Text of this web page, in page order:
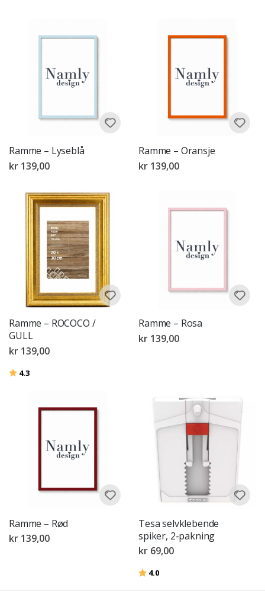
Ramme – Lyseblå
kr 139,00
Ramme – Oransje
kr 139,00
Ramme – ROCOCO /
GULL
kr 139,00
Karakter:
4.3
Ramme – Rosa
kr 139,00
Ramme – Rød
kr 139,00
Tesa selvklebende
spiker, 2-pakning
kr 69,00
Karakter:
4.0